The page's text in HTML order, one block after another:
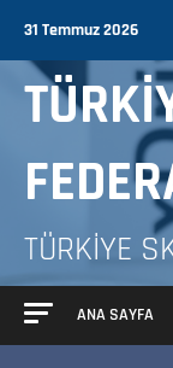
31 Temmuz 2026
TÜRKİYE
ANA SAYFA